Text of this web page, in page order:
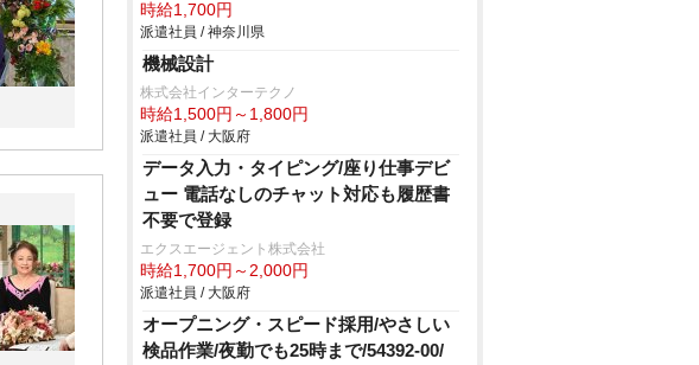
時給1,700円
派遣社員 / 神奈川県
機械設計
株式会社インターテクノ
時給1,500円～1,800円
派遣社員 / 大阪府
データ入力・タイピング/座り仕事デビ
ュー 電話なしのチャット対応も履歴書
不要で登録
エクスエージェント株式会社
時給1,700円～2,000円
派遣社員 / 大阪府
オープニング・スピード採用/やさしい
検品作業/夜勤でも25時まで/54392-00/